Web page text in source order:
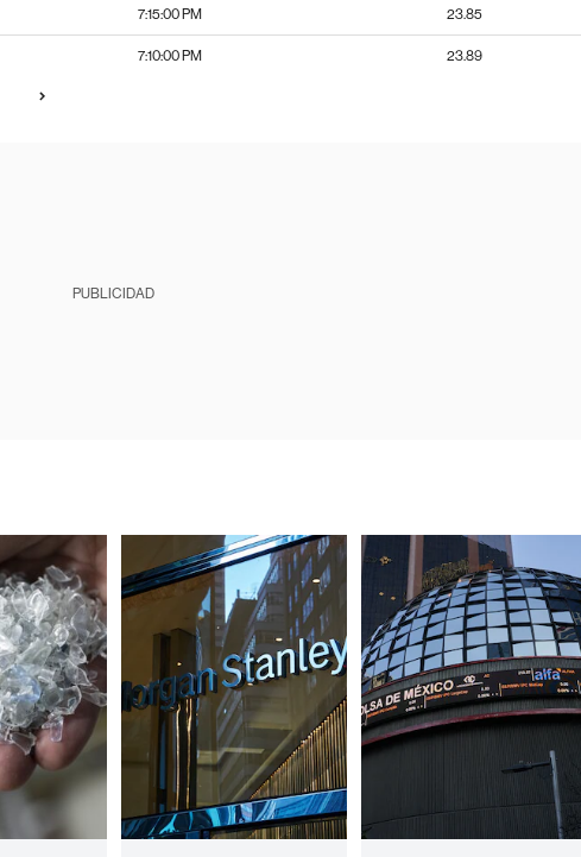
7:15:00 PM 23.85
7:10:00 PM 23.89
PUBLICIDAD